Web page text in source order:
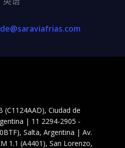
(C1124AAD), Ciudad de
| 11 2294-2905 -
Salta, Argentina | Av.
1.1 (A4401), San Lorenzo,